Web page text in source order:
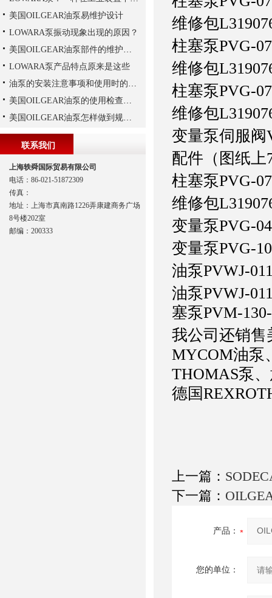
维修包
柱塞泵PVG-
维修包
柱塞泵PVG-
维修包
变量泵伺服阀
配件（图纸上
柱塞泵PVG-
维修包
变量泵PVG-
变量泵PVG-
油泵PVWJ-
油泵
塞泵PVM-
我公司还销售
MYCOM油泵
THOMAS泵
德国
上一篇：
下一篇：
产品：
您的单位：
美国OILGEAR油泵易维护设计
LOWARA泵振动现象出现的原因？
美国OILGEAR油泵部件的维护和修理
LOWARA泵产品特点原来是这些
油泵的安装注意事项和使用时的维护
美国OILGEAR油泵的使用检查及流程
美国OILGEAR油泵怎样做到规范安装
联系我们
上海轶舜国际贸易有限公司
电话：86-021-51872309
传真：
地址：上海市真南路1226弄康建商务广场
8号楼202室
邮编：200333